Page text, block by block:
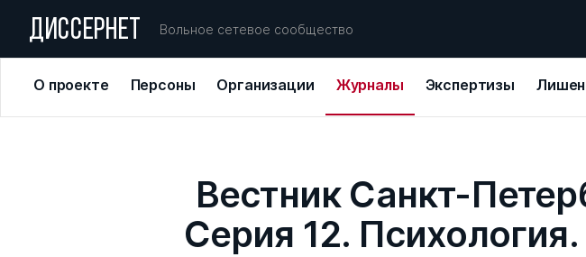
ДИССЕРНЕТ Вольное сетевое сообщество
О проекте Персоны Организации Журналы Экспертизы
Вестник Санкт-
Серия 12.